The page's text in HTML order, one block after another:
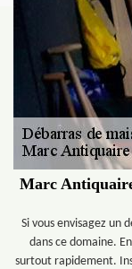
Marc
Si vous envisagez un
dans ce domaine.
surtout rapidement.